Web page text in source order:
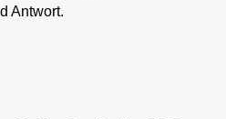
Antwort.